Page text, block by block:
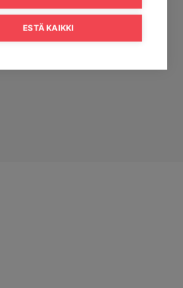
ESTÄ KAIKKI